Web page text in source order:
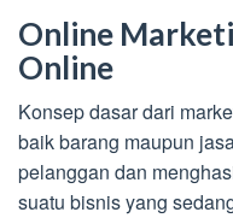
Online
Online
Konsep dasar dari
baik barang maupun
pelanggan dan
suatu bisnis yang